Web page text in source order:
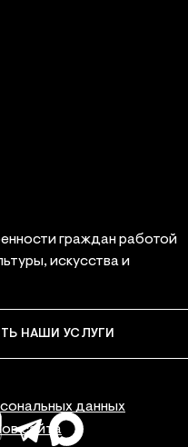
с нами
граждан работой
искусства и
НАШИ УСЛУГИ
данных
сайта